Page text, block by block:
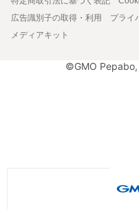
広告識別子の取得・利用
プライ
メディアキット
©GMO